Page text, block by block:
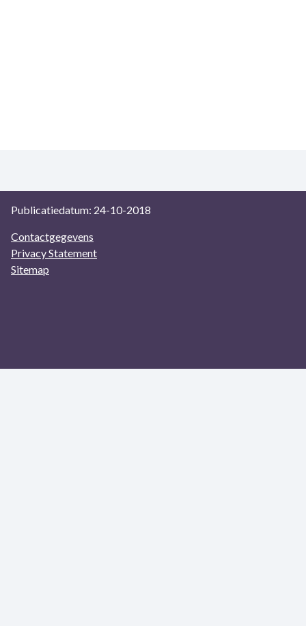
Publicatiedatum: 24-10-2018
Contactgegevens
Privacy Statement
Sitemap